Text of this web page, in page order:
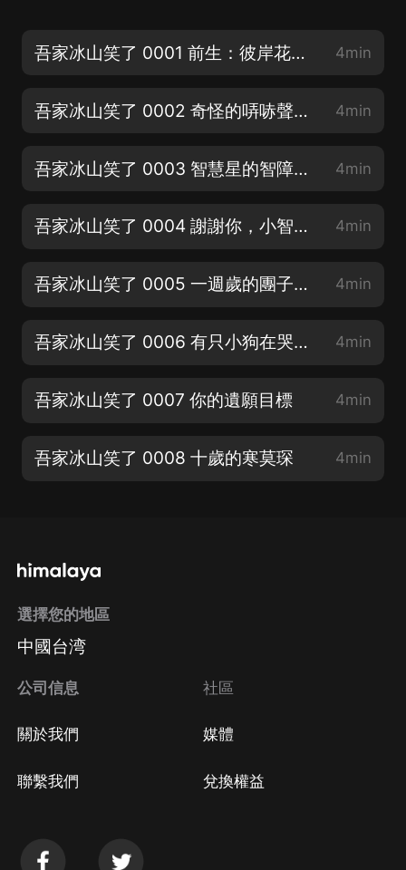
吾家冰山笑了 0001 前生：彼岸花（求訂閱，求好評，求月票！大家元宵節快樂呀！） 4min
吾家冰山笑了 0002 奇怪的哢哧聲（大家動動發財的小手點點讚！不勝感激哇！） 4min
吾家冰山笑了 0003 智慧星的智障系統（訂閱好評可享冠名權哦，快來訂閱評論吧！） 4min
吾家冰山笑了 0004 謝謝你，小智障（求訂閱，求好評，求月票！大家元宵節快樂呀！） 4min
吾家冰山笑了 0005 一週歲的團子（大家動動發財的小手點點讚！不勝感激哇！） 4min
吾家冰山笑了 0006 有只小狗在哭（訂閱好評可享冠名權哦，快來訂閱評論吧！） 4min
吾家冰山笑了 0007 你的遺願目標 4min
吾家冰山笑了 0008 十歲的寒莫琛 4min
選擇您的地區
中國台湾
公司信息
關於我們
聯繫我們
社區
媒體
兌換權益